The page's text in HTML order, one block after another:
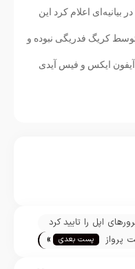
بیانیه‌ای اعلام کرد این
کریگ فدریگی نبوده و
آیفون ایکس و فیس آیدی
اپل را تایید کرد
پرواز
پست بعدی »